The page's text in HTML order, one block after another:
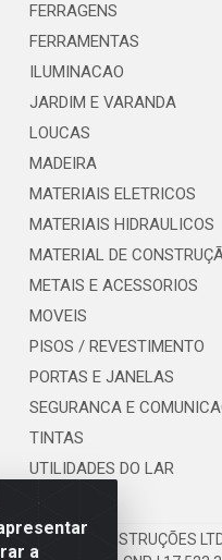
a
FERRAGENS
FERRAMENTAS
ILUMINACAO
JARDIM E VARANDA
LOUCAS
MADEIRA
MATERIAIS ELETRICOS
MATERIAIS HIDRAULICOS
MATERIAL DE
METAIS E ACESSORIOS
MOVEIS
PISOS / REVESTIMENTO
PORTAS E JANELAS
SEGURANCA E
TINTAS
UTILIDADES DO LAR
DE CONSTRUÇÕES